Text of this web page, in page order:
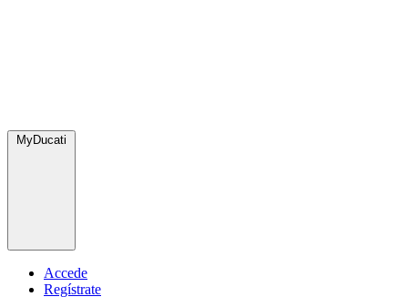
MyDucati
Accede
Regístrate